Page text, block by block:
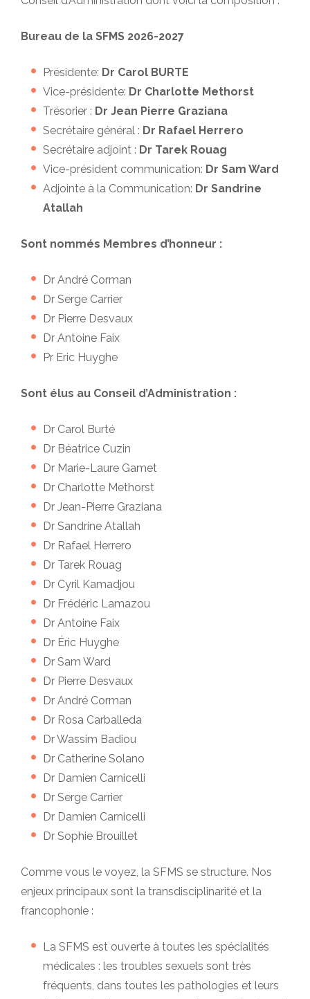
Bureau de la SFMS 2026-2027
Présidente: Dr Carol BURTE
Vice-présidente: Dr Charlotte Methorst
Trésorier : Dr Jean Pierre Graziana
Secrétaire général : Dr Rafael Herrero
Secrétaire adjoint : Dr Tarek Rouag
Vice-président communication: Dr Sam Ward
Adjointe à la Communication: Dr Sandrine
Atallah
Sont nommés Membres d’honneur :
Dr André Corman
Dr Serge Carrier
Dr Pierre Desvaux
Dr Antoine Faix
Pr Eric Huyghe
Sont élus au Conseil d’Administration :
Dr Carol Burté
Dr Béatrice Cuzin
Dr Marie-Laure Gamet
Dr Charlotte Methorst
Dr Jean-Pierre Graziana
Dr Sandrine Atallah
Dr Rafael Herrero
Dr Tarek Rouag
Dr Cyril Kamadjou
Dr Frédéric Lamazou
Dr Antoine Faix
Dr Éric Huyghe
Dr Sam Ward
Dr Pierre Desvaux
Dr André Corman
Dr Rosa Carballeda
Dr Wassim Badiou
Dr Catherine Solano
Dr Damien Carnicelli
Dr Serge Carrier
Dr Damien Carnicelli
Dr Sophie Brouillet
Comme vous le voyez, la SFMS se structure. Nos
enjeux principaux sont la transdisciplinarité et la
francophonie :
La SFMS est ouverte à toutes les spécialités
médicales : les troubles sexuels sont très
fréquents, dans toutes les pathologies et leurs